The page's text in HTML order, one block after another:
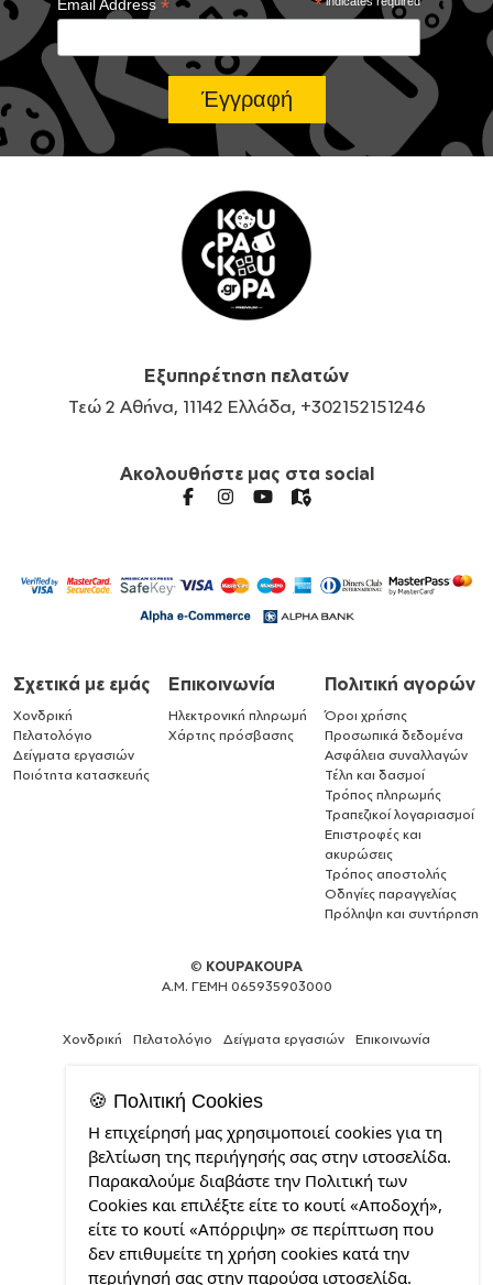
*
Email Address*
Εξυπηρέτηση πελατών
Τεώ 2 Αθήνα, 11142 Ελλάδα, +302152151246
Ακολουθήστε μας στα social
Σχετικά με εμάς
Χονδρική
Πελατολόγιο
Δείγματα εργασιών
Ποιότητα κατασκευής
Επικοινωνία
Ηλεκτρονική πληρωμή
Χάρτης πρόσβασης
Πολιτική αγορών
Όροι χρήσης
Προσωπικά δεδομένα
Ασφάλεια συναλλαγών
Τέλη και δασμοί
Τρόπος πληρωμής
Τραπεζικοί λογαριασμοί
Επιστροφές και
ακυρώσεις
Τρόπος αποστολής
Οδηγίες παραγγελίας
Πρόληψη και συντήρηση
© KOUPAKOUPA
Α.Μ. ΓΕΜΗ 065935903000
Χονδρική Πελατολόγιο Δείγματα εργασιών Επικοινωνία
Κατασκευή
ιστοσελίδων
και
Web
Design
από
την
🍪 Πολιτική Cookies
Η επιχείρησή μας χρησιμοποιεί cookies για τη
βελτίωση της περιήγησής σας στην ιστοσελίδα.
Παρακαλούμε διαβάστε την Πολιτική των
Cookies και επιλέξτε είτε το κουτί «Αποδοχή»,
είτε το κουτί «Απόρριψη» σε περίπτωση που
δεν επιθυμείτε τη χρήση cookies κατά την
περιήγησή σας στην παρούσα ιστοσελίδα.